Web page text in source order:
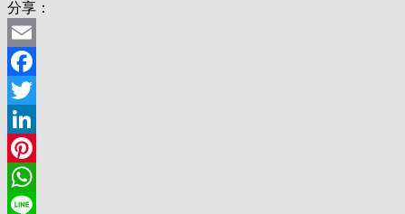
分享：
Email
Facebook
Twitter
LinkedIn
Pinterest
WhatsApp